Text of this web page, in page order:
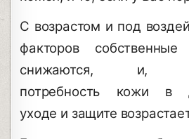
С возрастом и под
факторов
снижаются, и,
потребность кожи в
уходе и защите